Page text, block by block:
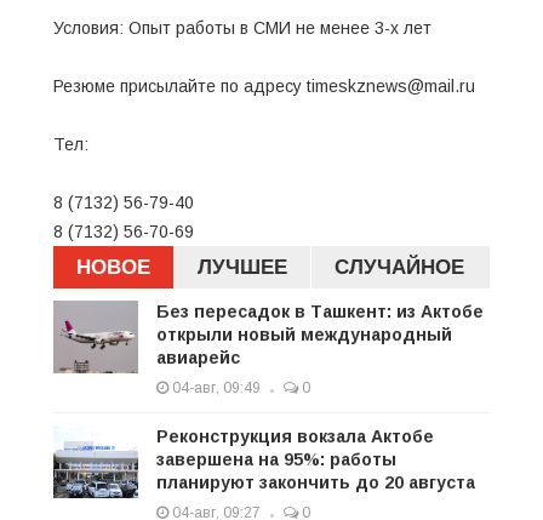
Условия: Опыт работы в СМИ не менее 3-х лет
Резюме присылайте по адресу timeskznews@mail.ru
Тел:
8 (7132) 56-79-40
8 (7132) 56-70-69
НОВОЕ ЛУЧШЕЕ СЛУЧАЙНОЕ
Без пересадок в Ташкент: из Актобе
открыли новый международный
авиарейс
04-авг, 09:49 0
Реконструкция вокзала Актобе
завершена на 95%: работы
планируют закончить до 20 августа
04-авг, 09:27 0